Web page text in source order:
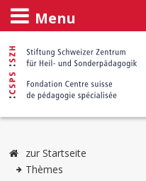
Menu
zur Startseite
Thèmes